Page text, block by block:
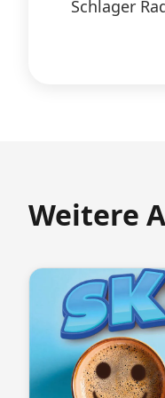
Schlager
Weitere